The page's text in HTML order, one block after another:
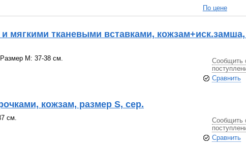
По цене
мягкими тканевыми вставками,
М: 37-38 см.
Сообщить
Сравнить
кожзам, размер S, сер.
см.
Сообщить
Сравнить